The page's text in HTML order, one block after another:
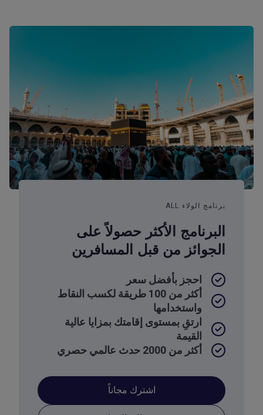
برنامج الولاء ALL
البرنامج الأكثر حصولاً على
الجوائز من قبل المسافرين
احجز بأفضل سعر
أكثر من 100 طريقة لكسب النقاط
واستخدامها
ارتقِ بمستوى إقامتك بمزايا عالية
القيمة
أكثر من 2000 حدث عالمي حصري
اشترك مجاناً